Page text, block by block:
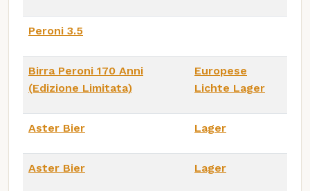
Peroni 3.5
Birra Peroni 170 Anni
(Edizione Limitata)
Europese
Lichte Lager
Aster Bier Lager
Aster Bier Lager